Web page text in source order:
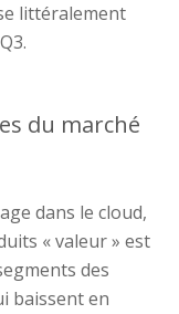
littéralement
du marché
dans le cloud,
« valeur » est
des
baissent en